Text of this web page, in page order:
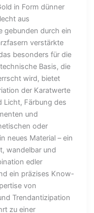
in Form dünner
aus
gebunden durch ein
verstärkte
besonders für die
Basis, die
wird, bietet
der Karatwerte
Licht, Färbung des
und
oder
neues Material – ein
wandelbar und
edler
ein präzises Know-
von
Trendantizipation
zu einer